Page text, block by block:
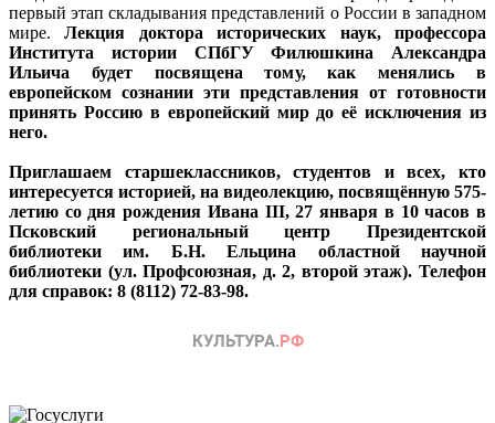
первый этап складывания представлений о России в западном
мире.Лекция доктора исторических наук, профессора
Института истории СПбГУ Филюшкина Александра
Ильича будет посвящена тому, как менялись в
европейском сознании эти представления от готовности
принять Россию в европейский мир до её исключения из
него.
Приглашаем старшеклассников, студентов и всех, кто
интересуется историей, на видеолекцию, посвящённую 575-
летию со дня рождения Ивана III, 27 января в 10 часов в
Псковский региональный центр Президентской
библиотеки им. Б.Н. Ельцина областной научной
библиотеки (ул. Профсоюзная, д. 2, второй этаж). Телефон
для справок: 8 (8112) 72-83-98.